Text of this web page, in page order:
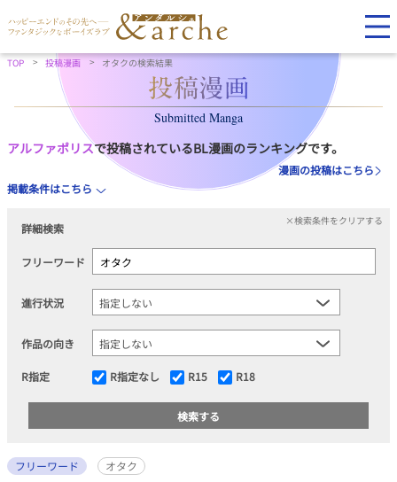
TOP 投稿漫画 オタクの検索結果
Submitted Manga
アルファポリスで投稿されているBL漫画のランキングです。
漫画の投稿はこちら
掲載条件はこちら
詳細検索
×検索条件をクリアする
フリーワード
進行状況
作品の向き
R指定 R指定なし R15 R18
フリーワード
オタク